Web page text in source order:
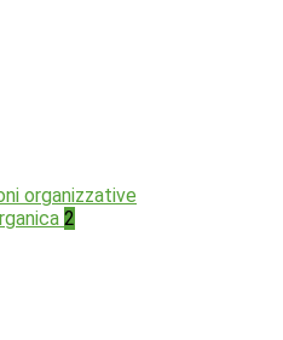
organizzative
2